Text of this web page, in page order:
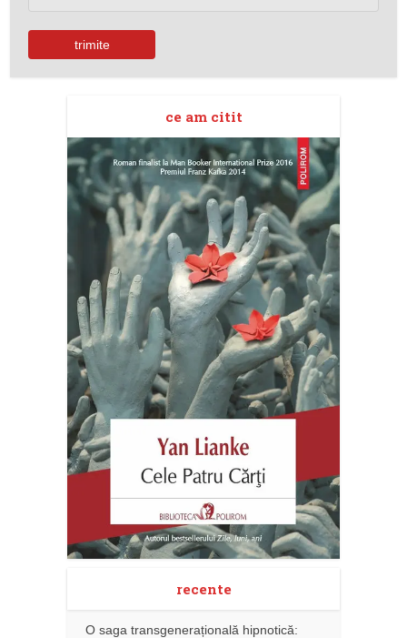
ce am citit
recente
O saga transgenerațională hipnotică: